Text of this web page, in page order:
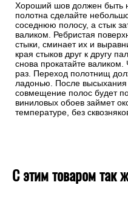
Хороший шов должен быть
полотна сделайте
соседнюю полосу, а стык
валиком. Ребристая
стыки, сминает их и
края стыков друг к другу
снова прокатайте валиком.
раз. Переход полотнищ
ладонью. После высыхания
совмещение полос будет
виниловых обоев займет
температуре, без
С этим товаром так